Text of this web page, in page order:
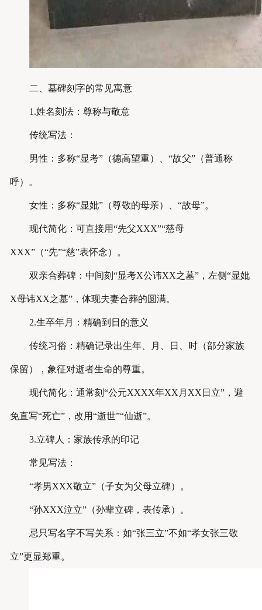
二、墓碑刻字的常见寓意
1.姓名刻法：尊称与敬意
传统写法：
男性：多称“显考”（德高望重）、“故父”（普通称
呼）。
女性：多称“显妣”（尊敬的母亲）、“故母”。
现代简化：可直接用“先父XXX”“慈母
XXX”（“先”“慈”表怀念）。
双亲合葬碑：中间刻“显考X公讳XX之墓”，左侧“显妣
X母讳XX之墓”，体现夫妻合葬的圆满。
2.生卒年月：精确到日的意义
传统习俗：精确记录出生年、月、日、时（部分家族
保留），象征对逝者生命的尊重。
现代简化：通常刻“公元XXXX年XX月XX日立”，避
免直写“死亡”，改用“逝世”“仙逝”。
3.立碑人：家族传承的印记
常见写法：
“孝男XXX敬立”（子女为父母立碑）。
“孙XXX泣立”（孙辈立碑，表传承）。
忌只写名字不写关系：如“张三立”不如“孝女张三敬
立”更显郑重。